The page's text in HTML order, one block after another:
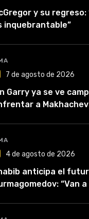
y su regreso:
inquebrantable”
7 de agosto de 2026
Garry ya se ve
a Makhachev
4 de agosto de 2026
anticipa el
“Van a